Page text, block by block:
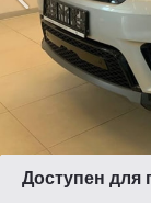
Доступен для